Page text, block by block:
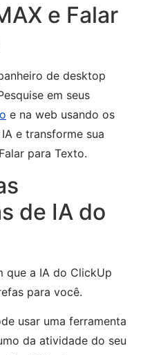
e Falar
de desktop
em seus
e na web usando os
e transforme sua
para Texto.
de IA do
que a IA do ClickUp
para você.
usar uma ferramenta
da atividade do seu